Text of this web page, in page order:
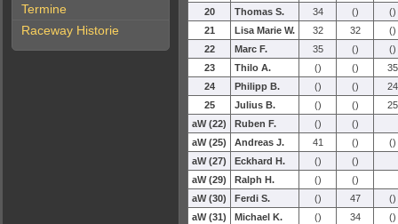
Termine
Raceway Historie
20
Thomas S. 34 ()
()
21
Lisa Marie W. 32 32
()
22
Marc F. 35 ()
()
23
Thilo A. () ()
35
24
Philipp B. () ()
24
25
Julius B. () ()
25
aW (22)
Ruben F. ()
()
aW (25)
Andreas J. 41 ()
()
aW (27)
Eckhard H. ()
()
aW (29)
Ralph H. ()
()
aW (30)
Ferdi S. () 47
()
aW (31)
Michael K. () 34
()